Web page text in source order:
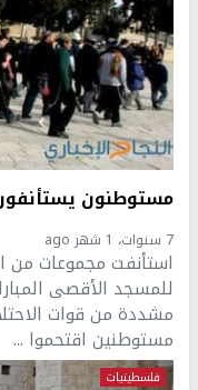
مستوطنون
7 سنوات، 1 شهر ago
استأنفت مجموعات من
للمسجد الأقصى
مشددة من قوات
مستوطنين اقتحموا ...
فلسطينيات